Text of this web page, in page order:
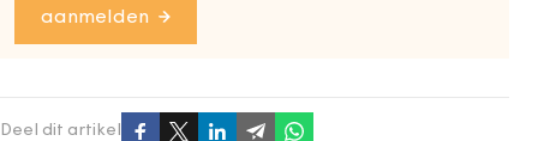
aanmelden
Deel dit artikel